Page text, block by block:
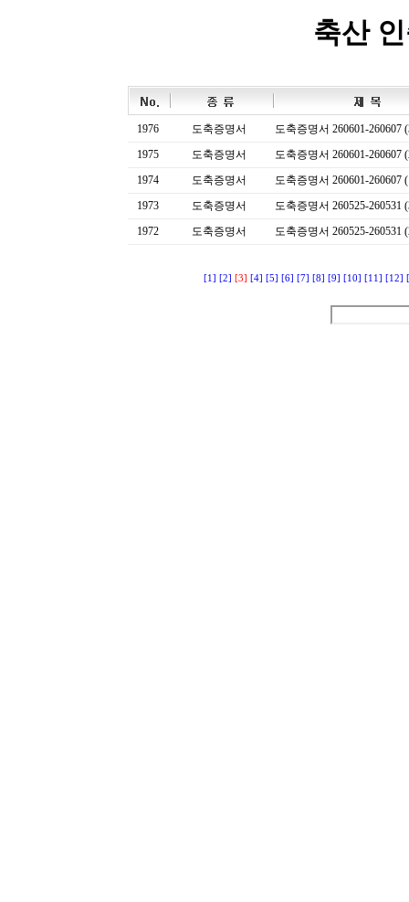
축산
1976 도축증명서
도축증명서 260601-260607
1975
도축증명서
도축증명서 260601-260607
1974
도축증명서
도축증명서 260601-260607
1973
도축증명서
도축증명서 260525-260531
1972
도축증명서 도축증명서 260525-260531
[1] [2] [3] [4] [5] [6] [7] [8] [9] [10] [11] [12]